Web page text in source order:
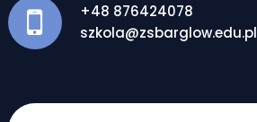
+48 876424078
szkola@zsbarglow.edu.pl